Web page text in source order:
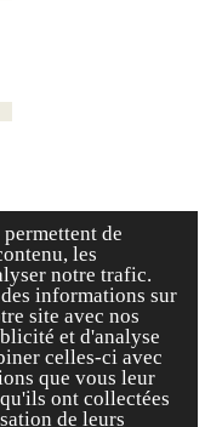
de
les
notre trafic.
informations sur
site avec nos
et d'analyse
celles-ci avec
que vous leur
ont collectées
de leurs